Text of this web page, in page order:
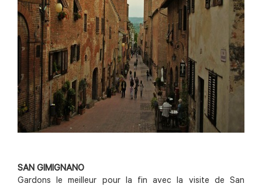
SAN GIMIGNANO
Gardons le meilleur pour la fin avec la visite de San